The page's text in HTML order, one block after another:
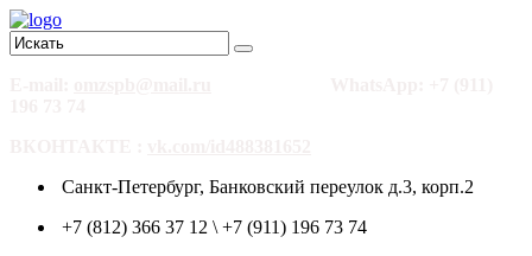
Санкт-Петербург, Банковский переулок д.3, корп.2
+7 (812) 366 37 12 \ +7 (911) 196 73 74